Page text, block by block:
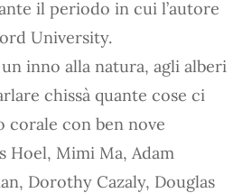
il periodo in cui l’autore
University.
inno alla natura, agli alberi
chissà quante cose ci
corale con ben nove
Hoel, Mimi Ma, Adam
Dorothy Cazaly, Douglas